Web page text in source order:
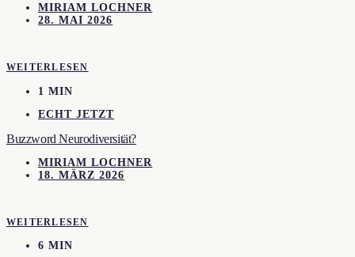
MIRIAM LOCHNER
28. MAI 2026
WEITERLESEN
1 MIN
ECHT JETZT
Buzzword Neurodiversität?
MIRIAM LOCHNER
18. MÄRZ 2026
WEITERLESEN
6 MIN